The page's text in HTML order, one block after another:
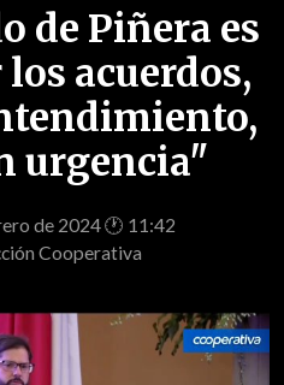
de Piñera es
acuerdos,
urgencia"
de 2024 🕐 11:42
Cooperativa